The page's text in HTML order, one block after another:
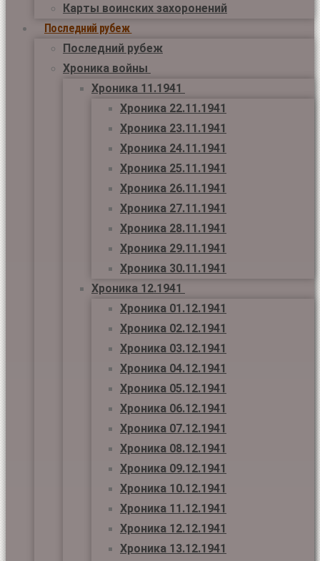
Карты воинских захоронений
Последний рубеж
Последний рубеж
Хроника войны
Хроника 11.1941
Хроника 22.11.1941
Хроника 23.11.1941
Хроника 24.11.1941
Хроника 25.11.1941
Хроника 26.11.1941
Хроника 27.11.1941
Хроника 28.11.1941
Хроника 29.11.1941
Хроника 30.11.1941
Хроника 12.1941
Хроника 01.12.1941
Хроника 02.12.1941
Хроника 03.12.1941
Хроника 04.12.1941
Хроника 05.12.1941
Хроника 06.12.1941
Хроника 07.12.1941
Хроника 08.12.1941
Хроника 09.12.1941
Хроника 10.12.1941
Хроника 11.12.1941
Хроника 12.12.1941
Хроника 13.12.1941